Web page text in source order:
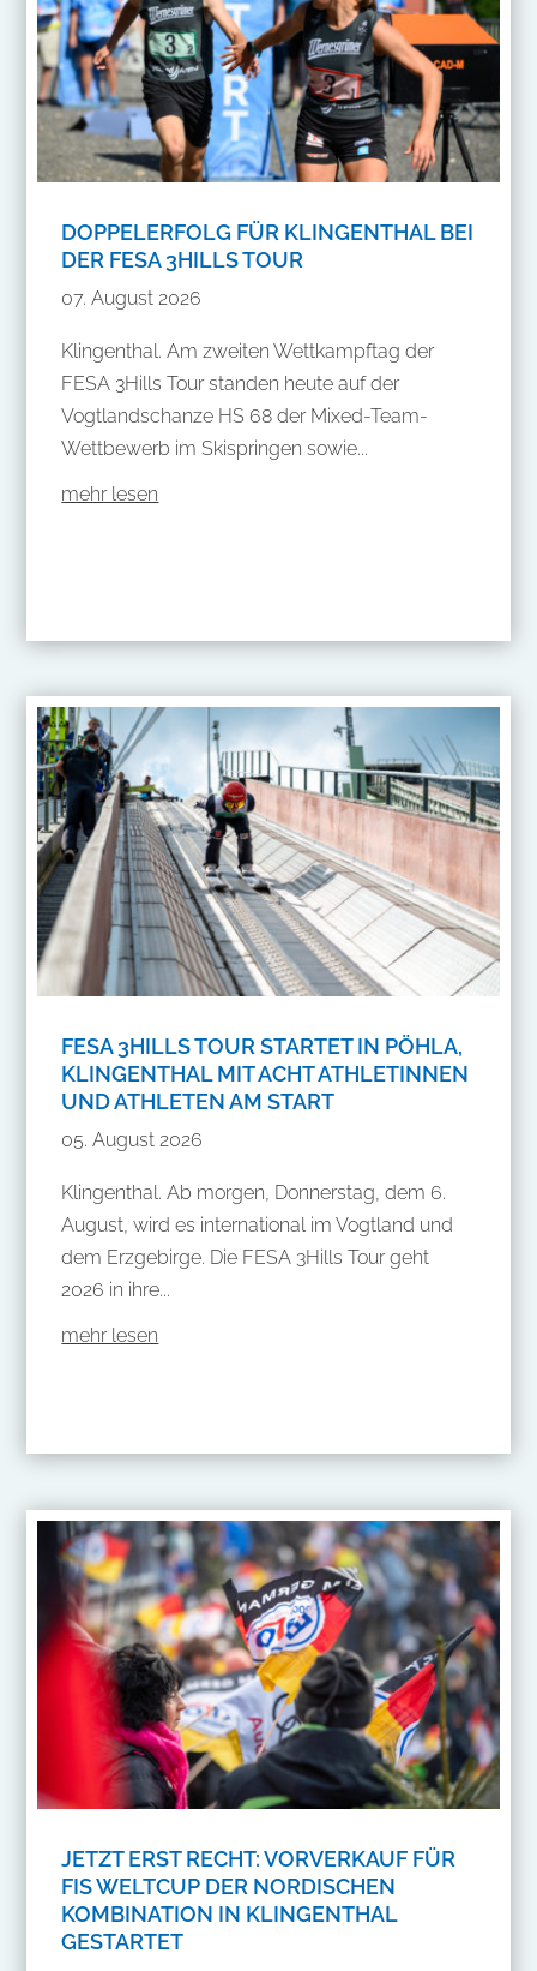
DOPPELERFOLG FÜR KLINGENTHAL BEI
DER FESA 3HILLS TOUR
07. August 2026
Klingenthal. Am zweiten Wettkampftag der
FESA 3Hills Tour standen heute auf der
Vogtlandschanze HS 68 der Mixed-Team-
Wettbewerb im Skispringen sowie...
mehr lesen
FESA 3HILLS TOUR STARTET IN PÖHLA,
KLINGENTHAL MIT ACHT ATHLETINNEN
UND ATHLETEN AM START
05. August 2026
Klingenthal. Ab morgen, Donnerstag, dem 6.
August, wird es international im Vogtland und
dem Erzgebirge. Die FESA 3Hills Tour geht
2026 in ihre...
mehr lesen
JETZT ERST RECHT: VORVERKAUF FÜR
FIS WELTCUP DER NORDISCHEN
KOMBINATION IN KLINGENTHAL
GESTARTET